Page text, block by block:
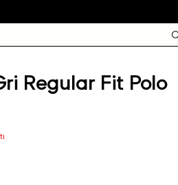
Regular Fit Polo